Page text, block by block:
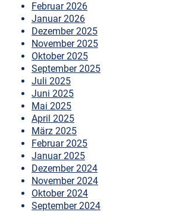
Februar 2026
Januar 2026
Dezember 2025
November 2025
Oktober 2025
September 2025
Juli 2025
Juni 2025
Mai 2025
April 2025
März 2025
Februar 2025
Januar 2025
Dezember 2024
November 2024
Oktober 2024
September 2024